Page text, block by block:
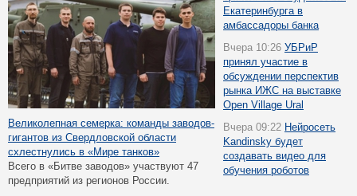
Великолепная семерка: команды заводов-
гигантов из Свердловской области
схлестнулись в «Мире танков»
Всего в «Битве заводов» участвуют 47
предприятий из регионов России.
Екатеринбурга в
амбассадоры банка
Вчера 10:26 УБРиР
принял участие в
обсуждении перспектив
рынка ИЖС на выставке
Open Village Ural
Вчера 09:22 Нейросеть
Kandinsky будет
создавать видео для
обучения роботов